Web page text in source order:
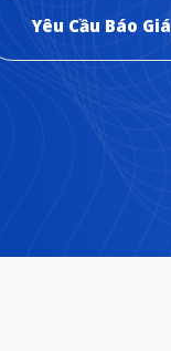
Yêu Cầu Báo Giá